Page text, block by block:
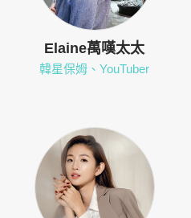
Elaine萬嘆太太
韓星保姆、YouTuber